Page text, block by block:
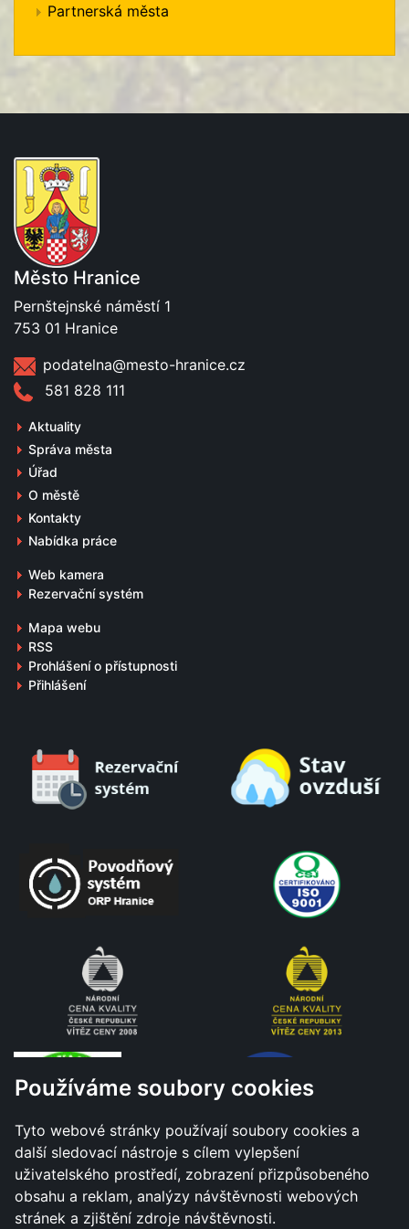
Používáme soubory cookies
Tyto webové stránky používají soubory cookies a
další sledovací nástroje s cílem vylepšení
uživatelského prostředí, zobrazení přizpůsobeného
obsahu a reklam, analýzy návštěvnosti webových
stránek a zjištění zdroje návštěvnosti.
Partnerská města
Město Hranice
Pernštejnské náměstí 1
753 01 Hranice
podatelna@mesto-hranice.cz
581 828 111
Aktuality
Správa města
Úřad
O městě
Kontakty
Nabídka práce
Web kamera
Rezervační systém
Mapa webu
RSS
Prohlášení o přístupnosti
Přihlášení